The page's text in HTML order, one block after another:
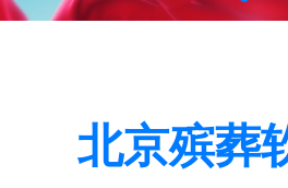
北京殡葬